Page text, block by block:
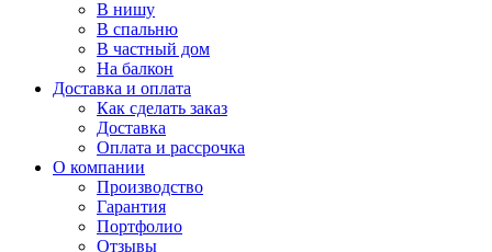
В нишу
В спальню
В частный дом
На балкон
Доставка и оплата
Как сделать заказ
Доставка
Оплата и рассрочка
О компании
Производство
Гарантия
Портфолио
Отзывы